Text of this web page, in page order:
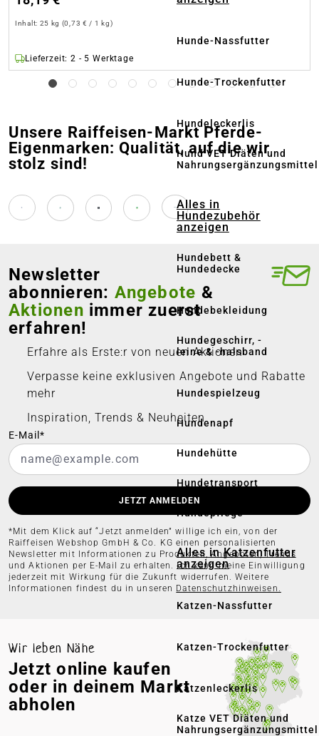
Hunde-Nassfutter
Hunde-Trockenfutter
Hundeleckerlis
Hund VET Diäten und
Nahrungsergänzungsmittel
Alles in
Hundezubehör
anzeigen
Hundebett &
Hundedecke
Hundebekleidung
Hundegeschirr, -
leine & -halsband
Hundespielzeug
Hundenapf
Hundehütte
Hundetransport
Hundepflege
Alles in Katzenfutter
anzeigen
Katzen-Nassfutter
Katzen-Trockenfutter
Katzenleckerlis
Katze VET Diäten und
Nahrungsergänzungsmittel
Inhalt: 25 kg (0,73 € / 1 kg)
Lieferzeit: 2 - 5 Werktage
Unsere Raiffeisen-Markt Pferde-
Eigenmarken: Qualität, auf die wir
stolz sind!
Newsletter
abonnieren: Angebote &
Aktionen immer zuerst
erfahren!
Erfahre als Erste:r von neuen Aktionen
Verpasse keine exklusiven Angebote und Rabatte
mehr
Inspiration, Trends & Neuheiten
E-Mail*
JETZT ANMELDEN
*Mit dem Klick auf “Jetzt anmelden” willige ich ein, von der
Raiffeisen Webshop GmbH & Co. KG einen personalisierten
Newsletter mit Informationen zu Produkten, Angeboten, Trends
und Aktionen per E-Mail zu erhalten. Ich kann meine Einwilligung
jederzeit mit Wirkung für die Zukunft widerrufen. Weitere
Informationen findest du in unseren Datenschutzhinweisen.
Wir leben Nähe
Jetzt online kaufen
oder in deinem Markt
abholen